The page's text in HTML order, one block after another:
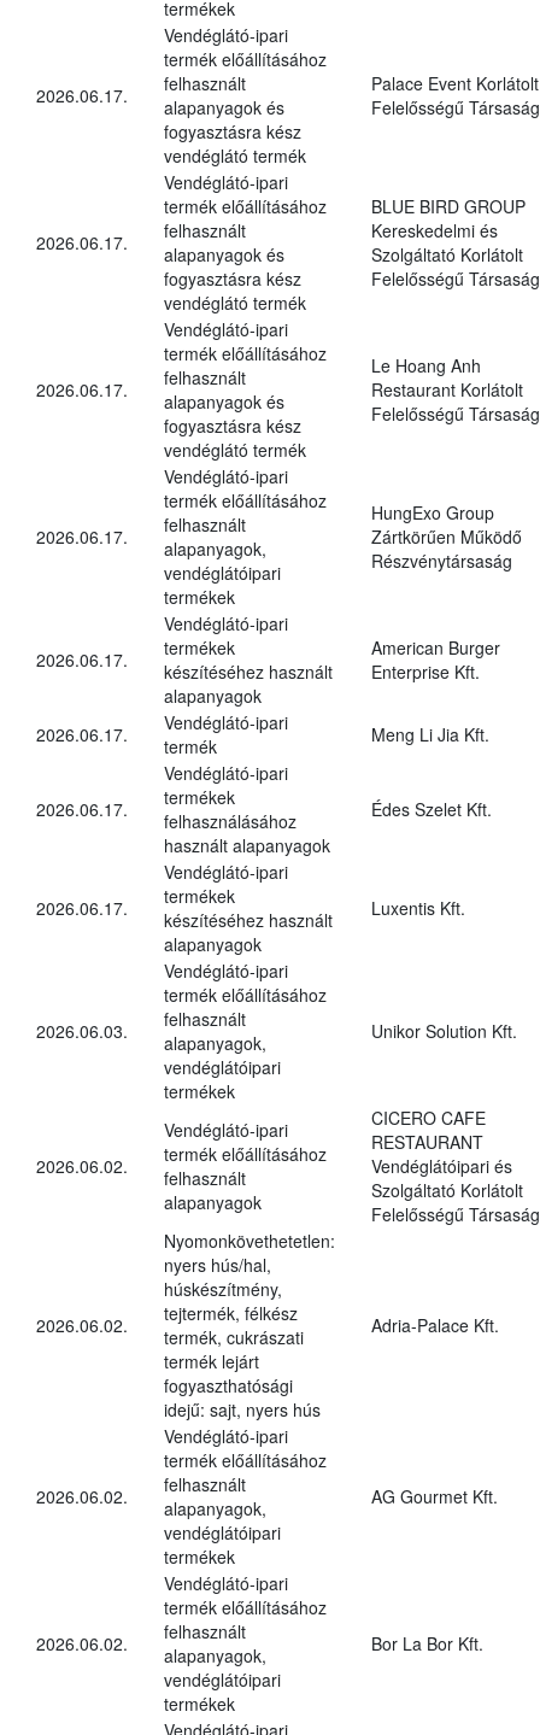
termékek
2026.06.17.
Vendéglátó-ipari
termék előállításához
felhasznált
alapanyagok és
fogyasztásra kész
vendéglátó termék
Palace Event Korlátolt
Felelősségű Társaság
2026.06.17.
Vendéglátó-ipari
termék előállításához
felhasznált
alapanyagok és
fogyasztásra kész
vendéglátó termék
BLUE BIRD GROUP
Kereskedelmi és
Szolgáltató Korlátolt
Felelősségű Társaság
2026.06.17.
Vendéglátó-ipari
termék előállításához
felhasznált
alapanyagok és
fogyasztásra kész
vendéglátó termék
Le Hoang Anh
Restaurant Korlátolt
Felelősségű Társaság
2026.06.17.
Vendéglátó-ipari
termék előállításához
felhasznált
alapanyagok,
vendéglátóipari
termékek
HungExo Group
Zártkörűen Működő
Részvénytársaság
2026.06.17.
Vendéglátó-ipari
termékek
készítéséhez használt
alapanyagok
American Burger
Enterprise Kft.
2026.06.17.
Vendéglátó-ipari
termék
Meng Li Jia Kft.
2026.06.17.
Vendéglátó-ipari
termékek
felhasználásához
használt alapanyagok
Édes Szelet Kft.
2026.06.17.
Vendéglátó-ipari
termékek
készítéséhez használt
alapanyagok
Luxentis Kft.
2026.06.03.
Vendéglátó-ipari
termék előállításához
felhasznált
alapanyagok,
vendéglátóipari
termékek
Unikor Solution Kft.
2026.06.02.
Vendéglátó-ipari
termék előállításához
felhasznált
alapanyagok
CICERO CAFE
RESTAURANT
Vendéglátóipari és
Szolgáltató Korlátolt
Felelősségű Társaság
2026.06.02.
Nyomonkövethetetlen:
nyers hús/hal,
húskészítmény,
tejtermék, félkész
termék, cukrászati
termék lejárt
fogyaszthatósági
idejű: sajt, nyers hús
Adria-Palace Kft.
2026.06.02.
Vendéglátó-ipari
termék előállításához
felhasznált
alapanyagok,
vendéglátóipari
termékek
AG Gourmet Kft.
2026.06.02.
Vendéglátó-ipari
termék előállításához
felhasznált
alapanyagok,
vendéglátóipari
termékek
Bor La Bor Kft.
Vendéglátó-ipari